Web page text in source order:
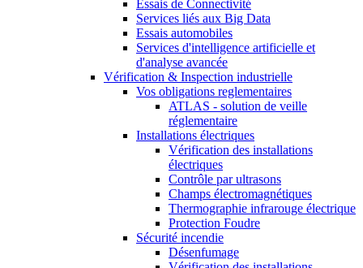
Essais de Connectivité
Services liés aux Big Data
Essais automobiles
Services d'intelligence artificielle et
d'analyse avancée
Vérification & Inspection industrielle
Vos obligations reglementaires
ATLAS - solution de veille
réglementaire
Installations électriques
Vérification des installations
électriques
Contrôle par ultrasons
Champs électromagnétiques
Thermographie infrarouge électrique
Protection Foudre
Sécurité incendie
Désenfumage